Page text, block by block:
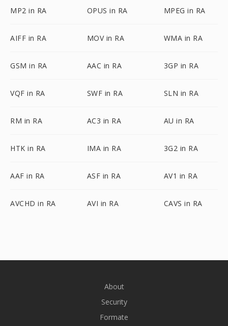
MP2 in RA OPUS in RA MPEG in RA
AIFF in RA MOV in RA WMA in RA
GSM in RA AAC in RA 3GP in RA
VQF in RA SWF in RA SLN in RA
RM in RA AC3 in RA AU in RA
HTK in RA IMA in RA 3G2 in RA
AAF in RA ASF in RA AV1 in RA
AVCHD in RA AVI in RA CAVS in RA
About
Security
Formate